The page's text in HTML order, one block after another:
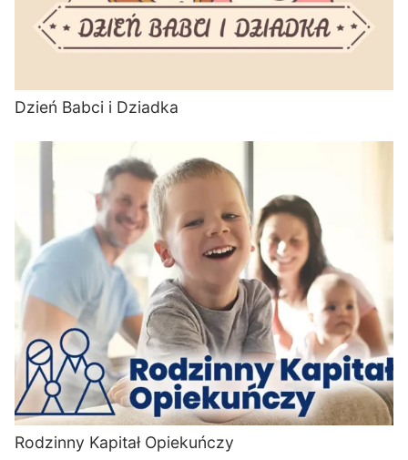
Dzień Babci i Dziadka
Rodzinny Kapitał Opiekuńczy